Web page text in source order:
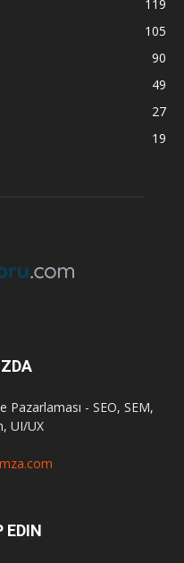
119
105
90
49
27
19
- SEO, SEM,
UI/UX
EDIN